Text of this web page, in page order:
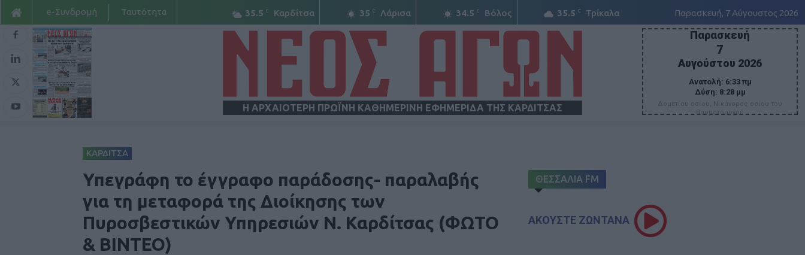
35.5 C Καρδίτσα 35 C Λάρισα 34.5 C Βόλος 35.5 C Τρίκαλα Παρασκευή, 7 Αύγουστος 2026
e-Συνδρομή Ταυτότητα
Η ΑΡΧΑΙΟΤΕΡΗ ΠΡΩΪΝΗ ΚΑΘΗΜΕΡΙΝΗ ΕΦΗΜΕΡΙΔΑ ΤΗΣ ΚΑΡΔΙΤΣΑΣ
ΑΓΩΝ
Παρασκευή
7
Αυγούστου 2026
Ανατολή: 6:33 πμ
Δύση: 8:28 μμ
Δομετίου οσίου, Νικάνορος οσίου του
θαυματουργού
ΚΑΡΔΙΤΣΑ
Υπεγράφη το έγγραφο παράδοσης- παραλαβής
για τη μεταφορά της Διοίκησης των
Πυροσβεστικών Υπηρεσιών Ν. Καρδίτσας (ΦΩΤΟ
& ΒΙΝΤΕΟ)
ΘΕΣΣΑΛΙΑ FM
ΑΚΟΥΣΤΕ ΖΩΝΤΑΝΑ